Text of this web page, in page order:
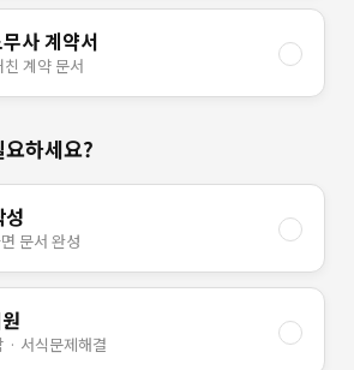
사 계약서
계약 문서
하세요?
성
문서 완성
· 서식문제해결